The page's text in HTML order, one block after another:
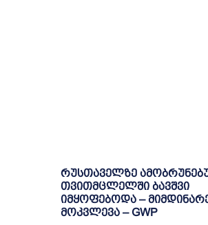
რუსთაველზე
თვითმცლელში ბავშვი
იმყოფებოდა –
მოკვლევა – GWP